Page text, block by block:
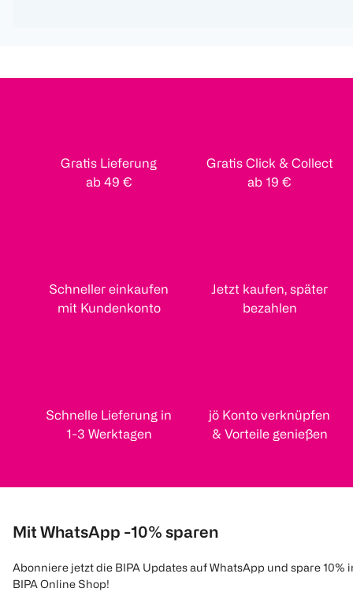
Gratis Lieferung
ab 49 €
Gratis Click & Collect
ab 19 €
Schneller einkaufen
mit Kundenkonto
Jetzt kaufen, später
bezahlen
Schnelle Lieferung in
1-3 Werktagen
jö Konto verknüpfen
& Vorteile genießen
Mit WhatsApp -10% sparen
Abonniere jetzt die BIPA Updates auf WhatsApp und spare 10%
BIPA Online Shop!